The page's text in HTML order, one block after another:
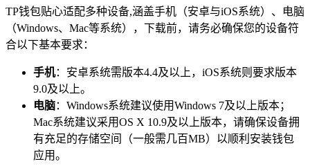
TP钱包贴心适配多种设备,涵盖手机（安卓与iOS系统）、电脑
（Windows、Mac等系统），下载前，请务必确保您的设备符
合以下基本要求：
手机：安卓系统需版本4.4及以上，iOS系统则要求版本
9.0及以上。
电脑：Windows系统建议使用Windows 7及以上版本；
Mac系统建议采用OS X 10.9及以上版本，请确保设备拥
有充足的存储空间（一般需几百MB）以顺利安装钱包
应用。